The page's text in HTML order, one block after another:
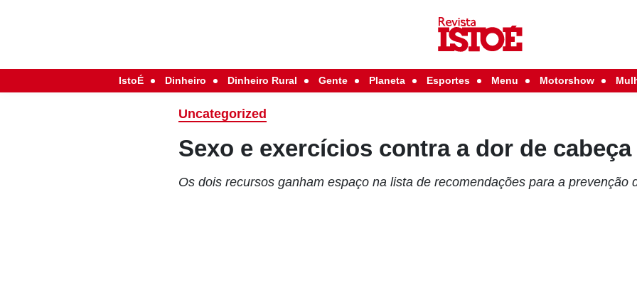
IstoÉ Dinheiro Dinheiro Rural Gente Planeta Esportes Menu Motorshow
Uncategorized
Sexo e exercícios contra a dor de cabeça
Os dois recursos ganham espaço na lista de recomendações para a prevenção